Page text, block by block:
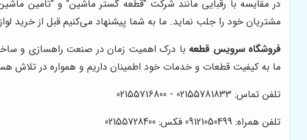
در مقایسه با رقبایی مانند شرکت "قطعه گستر ماشین" و "تامین
مشتریان خود را جلب نماید. ما به شما پیشنهاد می‌کنیم قبل از خرید
فروشگاه سرویس قطعه با درک اهمیت زمان در صنعت راهسازی و
ما به کیفیت قطعات و خدمات خود اطمینان داریم و همواره در تلاش
تلفن تماس: 02155781833 - 02155716800
تلفن همراه: 09121050499 فکس: 02155728400